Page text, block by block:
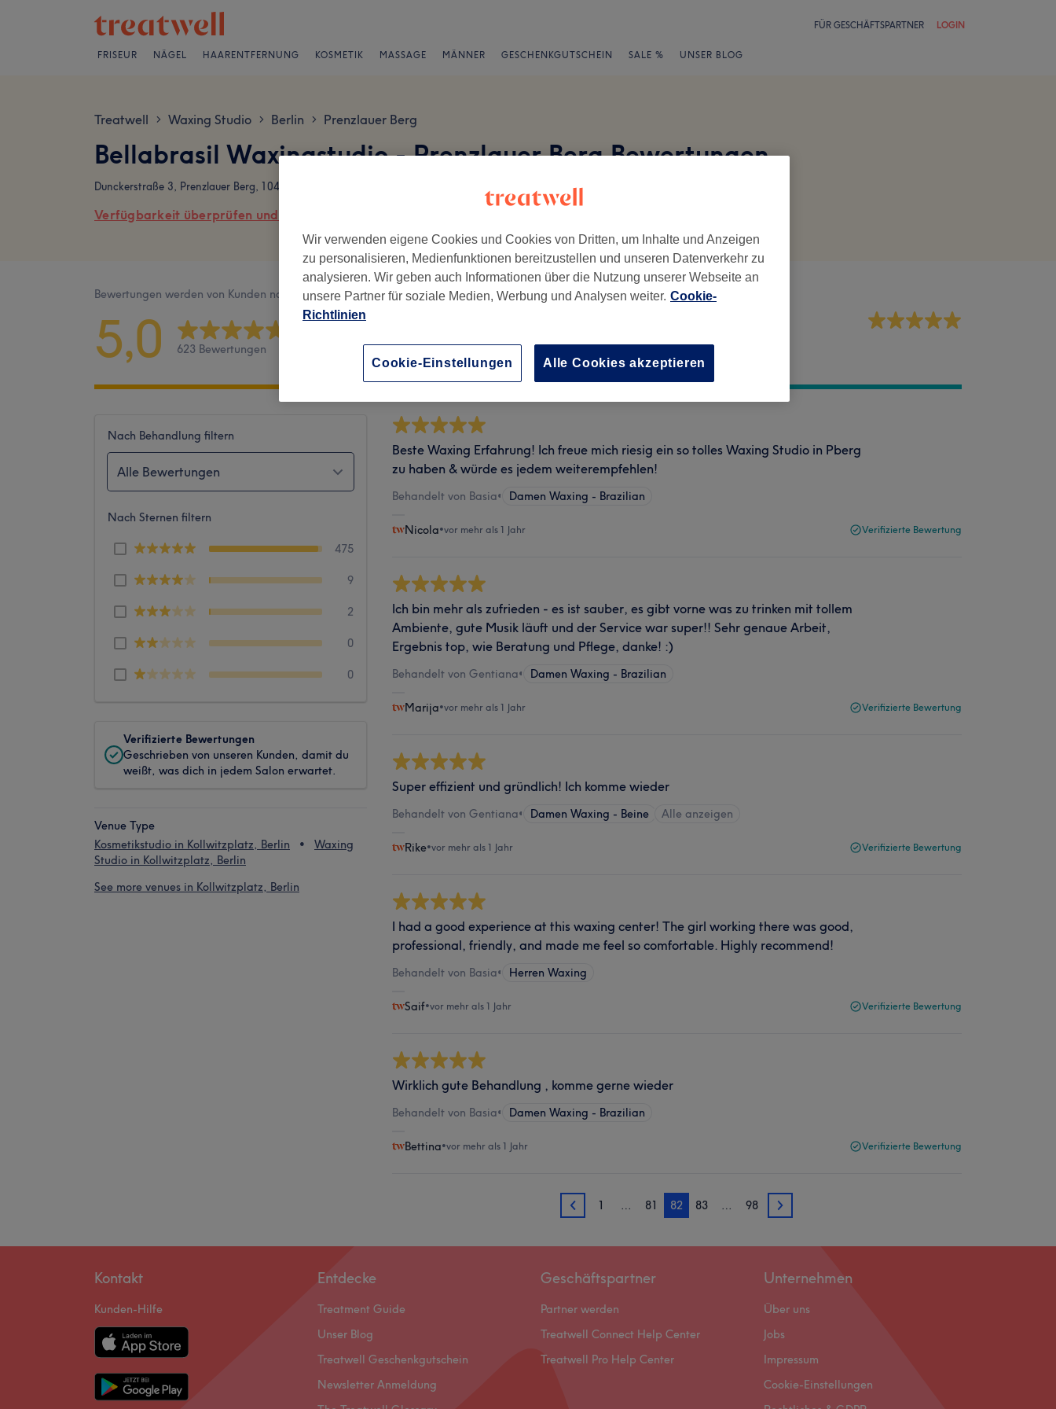
FÜR GESCHÄFTSPARTNER LOGIN
FRISEUR NÄGEL HAARENTFERNUNG KOSMETIK MASSAGE MÄNNER GESCHENKGUTSCHEIN SALE % UNSER BLOG
Treatwell > Waxing Studio > Berlin > Prenzlauer Berg
Bellabrasil Waxingstudio - Prenzlauer Berg Bewertungen
Dunckerstraße 3, Prenzlauer Berg, 10437 Berlin
Verfügbarkeit überprüfen und online buchen
Bewertungen werden von Kunden nach ihrem Besuch geschrieben.
5,0 623 Bewertungen Sauberkeit
Nach Behandlung filtern
Alle Bewertungen
Nach Sternen filtern
475
9
2
0
0
Verifizierte Bewertungen
Geschrieben von unseren Kunden, damit du
weißt, was dich in jedem Salon erwartet.
Venue Type
Kosmetikstudio in Kollwitzplatz, Berlin
Waxing
Studio in Kollwitzplatz, Berlin
See more venues in Kollwitzplatz, Berlin
Beste Waxing Erfahrung! Ich freue mich riesig ein so tolles Waxing Studio in Pberg
zu haben & würde es jedem weiterempfehlen!
Behandelt von Basia• Damen Waxing - Brazilian
Nicola•vor mehr als 1 Jahr Verifizierte Bewertung
Ich bin mehr als zufrieden - es ist sauber, es gibt vorne was zu trinken mit tollem
Ambiente, gute Musik läuft und der Service war super!! Sehr genaue Arbeit,
Ergebnis top, wie Beratung und Pflege, danke! :)
Behandelt von Gentiana• Damen Waxing - Brazilian
Marija•vor mehr als 1 Jahr Verifizierte Bewertung
Super effizient und gründlich! Ich komme wieder
Behandelt von Gentiana• Damen Waxing - Beine Alle anzeigen
Rike•vor mehr als 1 Jahr Verifizierte Bewertung
I had a good experience at this waxing center! The girl working there was good,
professional, friendly, and made me feel so comfortable. Highly recommend!
Behandelt von Basia• Herren Waxing
Saif•vor mehr als 1 Jahr Verifizierte Bewertung
Wirklich gute Behandlung , komme gerne wieder
Behandelt von Basia• Damen Waxing - Brazilian
Bettina•vor mehr als 1 Jahr Verifizierte Bewertung
81 1 … 81 82 83 … 98 83
Kontakt
Kunden-Hilfe
Entdecke
Treatment Guide
Unser Blog
Treatwell Geschenkgutschein
Newsletter Anmeldung
Geschäftspartner
Partner werden
Treatwell Connect Help Center
Treatwell Pro Help Center
Unternehmen
Über uns
Jobs
Impressum
Cookie-Einstellungen
Wir verwenden eigene Cookies und Cookies von Dritten, um Inhalte und Anzeigen
zu personalisieren, Medienfunktionen bereitzustellen und unseren Datenverkehr zu
analysieren. Wir geben auch Informationen über die Nutzung unserer Webseite an
unsere Partner für soziale Medien, Werbung und Analysen weiter. Cookie-
Richtlinien
Cookie-Einstellungen Alle Cookies akzeptieren